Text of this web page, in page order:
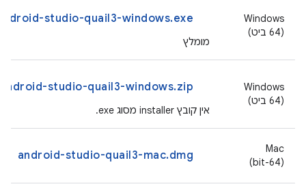
‫Windows
(64 ביט)
studio-quail3-windows.exe
מומלץ
‫Windows
(64 ביט)
android-studio-quail3-windows.zip
אין קובץ installer מסוג ‎ .exe
‫Mac
(64-bit)
android-studio-quail3-mac.dmg